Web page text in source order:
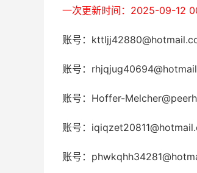
一次更新时间：2025-09-12
账号：
账号：
账号：Hoffer-
账号：
账号：